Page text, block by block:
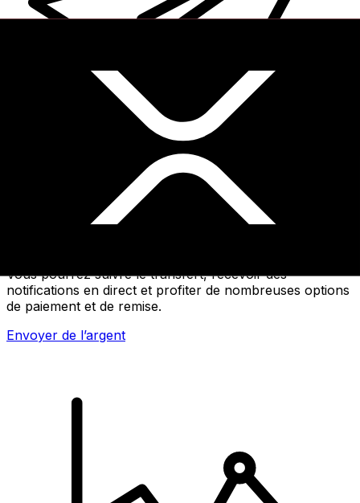
Transferts d'argent internationaux avec Xe
Vous pourrez suivre le transfert, recevoir des
notifications en direct et profiter de nombreuses options
de paiement et de remise.
Envoyer de l’argent